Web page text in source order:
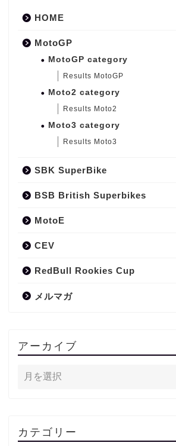
HOME
MotoGP
MotoGP category
Results MotoGP
Moto2 category
Results Moto2
Moto3 category
Results Moto3
SBK SuperBike
BSB British Superbikes
MotoE
CEV
RedBull Rookies Cup
メルマガ
アーカイブ
カテゴリー